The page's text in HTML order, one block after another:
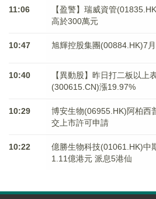
11:06
【盈警】瑞威資管
高於300萬元
10:47 旭輝控股集團(00884.HK)7
10:40
【異動股】昨日打二板以上
(300615.CN)漲19.97%
10:29
博安生物(06955.HK)阿柏西
交上市許可申請
10:22
億勝生物科技(01061.HK)中
1.11億港元 派息5港仙